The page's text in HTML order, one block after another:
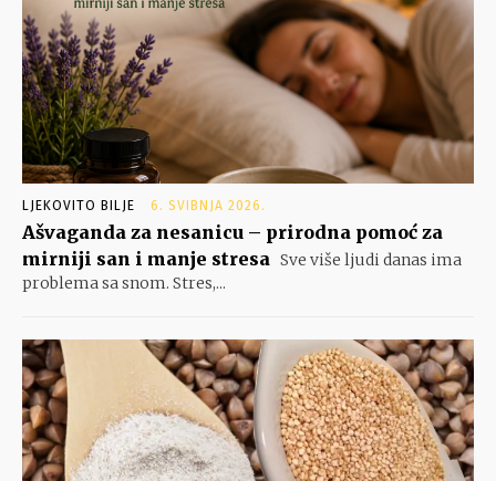
LJEKOVITO BILJE 6. SVIBNJA 2026.
Ašvaganda za nesanicu – prirodna pomoć za
mirniji san i manje stresa Sve više ljudi danas ima
problema sa snom. Stres,...